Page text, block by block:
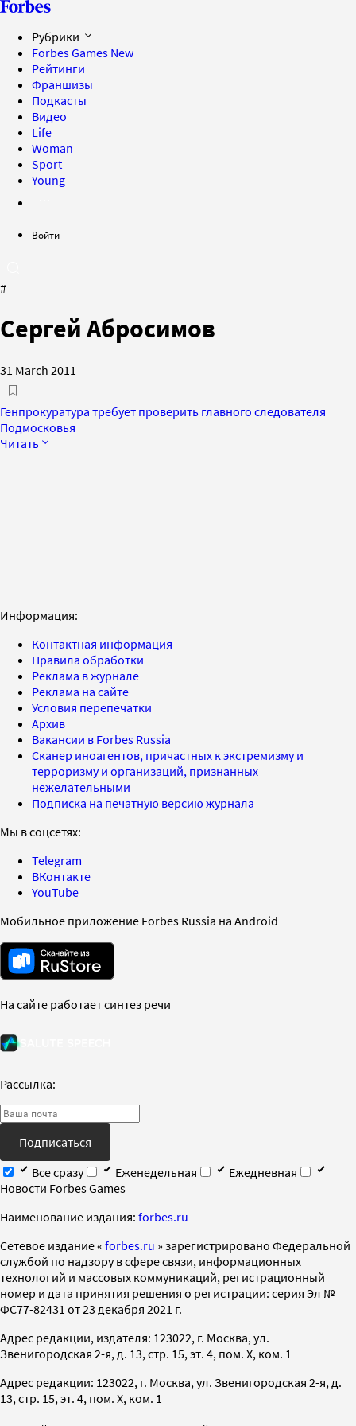
Рубрики
Forbes Games New
Рейтинги
Франшизы
Подкасты
Видео
Life
Woman
Sport
Young
Войти
#
Сергей Абросимов
31 March 2011
Генпрокуратура требует проверить главного следователя
Подмосковья
Читать
Информация:
Контактная информация
Правила обработки
Реклама в журнале
Реклама на сайте
Условия перепечатки
Архив
Вакансии в Forbes Russia
Сканер иноагентов, причастных к экстремизму и
терроризму и организаций, признанных
нежелательными
Подписка на печатную версию журнала
Мы в соцсетях:
Telegram
ВКонтакте
YouTube
Мобильное приложение Forbes Russia на Android
На сайте работает синтез речи
Рассылка:
Подписаться
Все сразу
Еженедельная
Ежедневная
Новости Forbes Games
Наименование издания: forbes.ru
Cетевое издание « forbes.ru » зарегистрировано Федеральной
службой по надзору в сфере связи, информационных
технологий и массовых коммуникаций, регистрационный
номер и дата принятия решения о регистрации: серия Эл №
ФС77-82431 от 23 декабря 2021 г.
Адрес редакции, издателя: 123022, г. Москва, ул.
Звенигородская 2-я, д. 13, стр. 15, эт. 4, пом. X, ком. 1
Адрес редакции: 123022, г. Москва, ул. Звенигородская 2-я, д.
13, стр. 15, эт. 4, пом. X, ком. 1